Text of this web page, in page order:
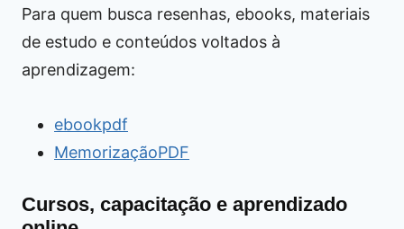
Para quem busca resenhas, ebooks, materiais
de estudo e conteúdos voltados à
aprendizagem:
ebookpdf
MemorizaçãoPDF
Cursos, capacitação e aprendizado